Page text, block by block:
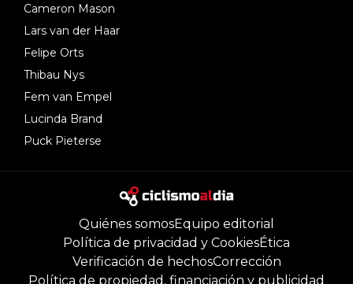
Cameron Mason
Lars van der Haar
Felipe Orts
Thibau Nys
Fem van Empel
Lucinda Brand
Puck Pieterse
Quiénes somosEquipo editorial
Política de privacidad y CookiesÉtica
Verificación de hechosCorrección
Política de propiedad, financiación y publicidad